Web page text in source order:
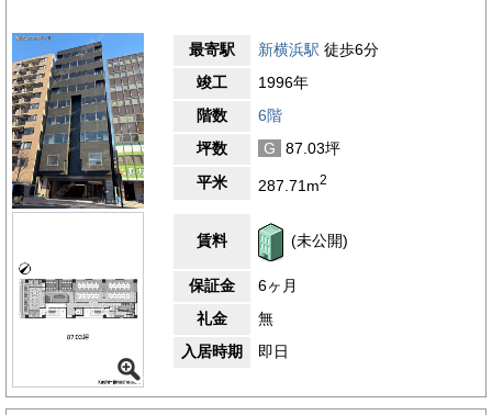
最寄駅 新横浜駅 徒歩6分
竣工
1996年
階数
6階
坪数
G
87.03坪
平米
287.71m2
賃料 (未公開)
保証金
6ヶ月
礼金
無
入居時期
即日